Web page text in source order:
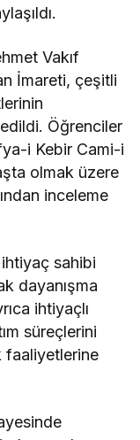
Vakıf
İmareti, çeşitli
Öğrenciler
i Kebir Cami-i
olmak üzere
inceleme
ihtiyaç sahibi
dayanışma
ihtiyaçlı
süreçlerini
faaliyetlerine